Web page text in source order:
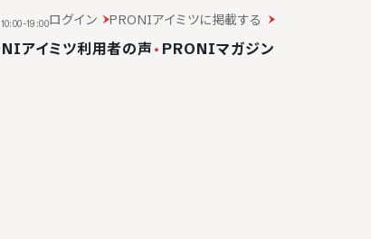
19:00ログイン PRONIアイミツに掲載する
アイミツ利用者の声・ PRONIマガジン